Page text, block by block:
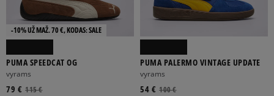
-10% UŽ MAŽ. 70 €, KODAS: SALE
PUMA SPEEDCAT OG
vyrams
115 €
79 €
PUMA PALERMO VINTAGE UPDATE
vyrams
100 €
54 €